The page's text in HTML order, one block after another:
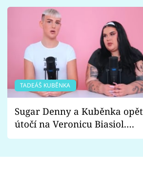
TADEÁŠ KUBĚNKA
Sugar Denny a Kuběnka opět
útočí na Veronicu Biasiol.
Proč je podle nich falešná a